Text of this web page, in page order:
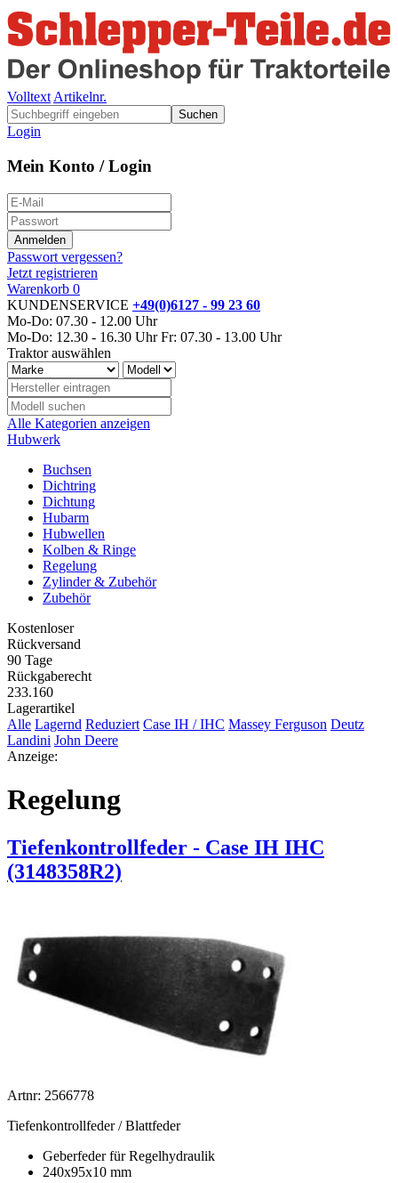
Volltext Artikelnr.
Suchen
Login
Mein Konto / Login
Passwort vergessen?
Jetzt registrieren
Warenkorb 0
KUNDENSERVICE +49(0)6127 - 99 23 60
Mo-Do: 07.30 - 12.00 Uhr
Mo-Do: 12.30 - 16.30 Uhr Fr: 07.30 - 13.00 Uhr
Traktor auswählen
Alle Kategorien anzeigen
Hubwerk
Buchsen
Dichtring
Dichtung
Hubarm
Hubwellen
Kolben & Ringe
Regelung
Zylinder & Zubehör
Zubehör
Kostenloser
Rückversand
90 Tage
Rückgaberecht
233.160
Lagerartikel
Alle Lagernd Reduziert Case IH / IHC Massey Ferguson Deutz
Landini John Deere
Anzeige:
Regelung
Tiefenkontrollfeder - Case IH IHC
(3148358R2)
Artnr: 2566778
Tiefenkontrollfeder / Blattfeder
Geberfeder für Regelhydraulik
240x95x10 mm